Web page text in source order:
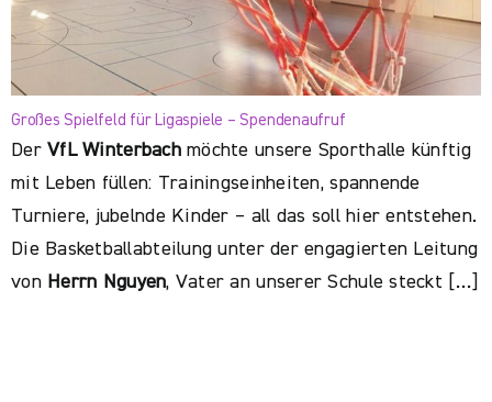
Großes Spielfeld für Ligaspiele – Spendenaufruf
DerVfL Winterbachmöchte unsere Sporthalle künftig
mit Leben füllen: Trainingseinheiten, spannende
Turniere, jubelnde Kinder – all das soll hier entstehen.
Die Basketballabteilung unter der engagierten Leitung
von Herrn Nguyen, Vater an unserer Schule steckt […]